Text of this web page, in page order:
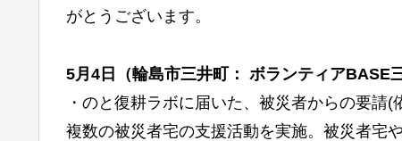
がとうございます。
5月4日（輪島市三井町： ボランティアBASE三
・のと復耕ラボに届いた、被災者からの要請
複数の被災者宅の支援活動を実施。被災者宅